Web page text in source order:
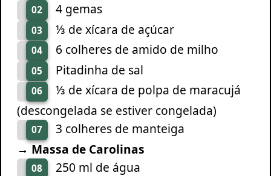
02 4 gemas
03 ⅓ de xícara de açúcar
04 6 colheres de amido de milho
05 Pitadinha de sal
06
⅓ de xícara de polpa de maracujá
(descongelada se estiver congelada)
07
3 colheres de manteiga
→ Massa de Carolinas
08 250 ml de água